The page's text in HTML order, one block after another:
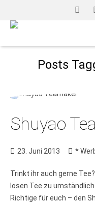
Posts
Shuyao
23. Juni 2013 *
Trinkt ihr auch gerne
losen Tee zu
Richtige für euch – den